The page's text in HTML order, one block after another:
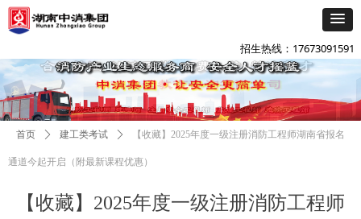
招生热线：17673091591
添加企微咨询
【收藏】2025年度一级注册消防工程师
首页 ꄲ 建工类考试 ꄲ 【收藏】2025年度一级注册消防工程师湖南省报名
通道今起开启（附最新课程优惠）